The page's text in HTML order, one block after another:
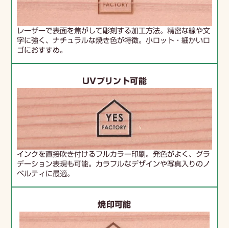
レーザーで表面を焦がして彫刻する加工方法。精密な線や文
字に強く、ナチュラルな焼き色が特徴。小ロット・細かいロ
ゴにおすすめ。
UVプリント可能
インクを直接吹き付けるフルカラー印刷。発色がよく、グラ
デーション表現も可能。カラフルなデザインや写真入りのノ
ベルティに最適。
焼印可能